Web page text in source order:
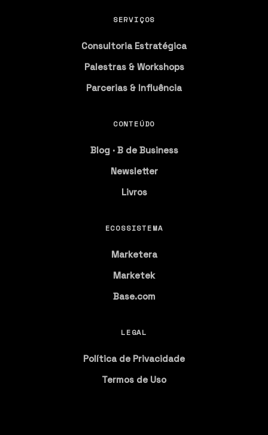
SERVIÇOS
Consultoria Estratégica
Palestras & Workshops
Parcerias & Influência
CONTEÚDO
Blog · B de Business
Newsletter
Livros
ECOSSISTEMA
Marketera
Marketek
Base.com
LEGAL
Política de Privacidade
Termos de Uso